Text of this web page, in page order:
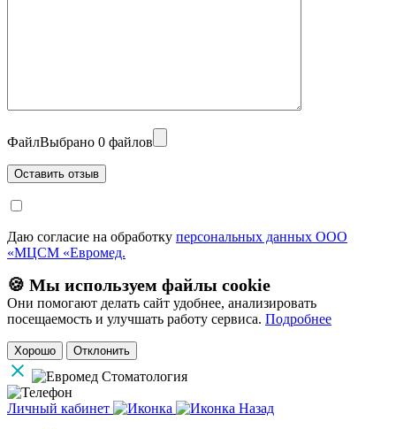
ФайлВыбрано 0 файлов
Даю согласие на обработку персональных данных ООО
«МЦСМ «Евромед.
🍪 Мы используем файлы cookie
Они помогают делать сайт удобнее, анализировать
посещаемость и улучшать работу сервиса. Подробнее
Хорошо Отклонить
Личный кабинет
Назад